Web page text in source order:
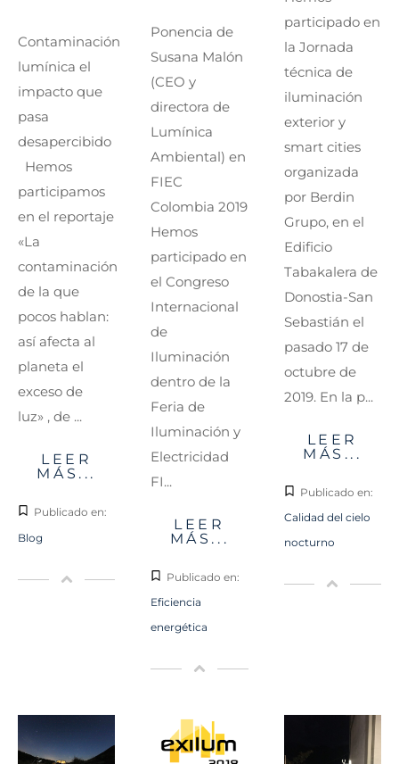
Contaminación
lumínica el
impacto que
pasa
desapercibido
Hemos
participamos
en el reportaje
«La
contaminación
de la que
pocos hablan:
así afecta al
planeta el
exceso de
luz» , de ...
LEER
MÁS...
Publicado en:
Blog
Ponencia de
Susana Malón
(CEO y
directora de
Lumínica
Ambiental) en
FIEC
Colombia 2019
Hemos
participado en
el Congreso
Internacional
de
Iluminación
dentro de la
Feria de
Iluminación y
Electricidad
FI...
LEER
MÁS...
Publicado en:
Eficiencia
energética
participado en
la Jornada
técnica de
iluminación
exterior y
smart cities
organizada
por Berdin
Grupo, en el
Edificio
Tabakalera de
Donostia-San
Sebastián el
pasado 17 de
octubre de
2019. En la p...
LEER
MÁS...
Publicado en:
Calidad del cielo
nocturno